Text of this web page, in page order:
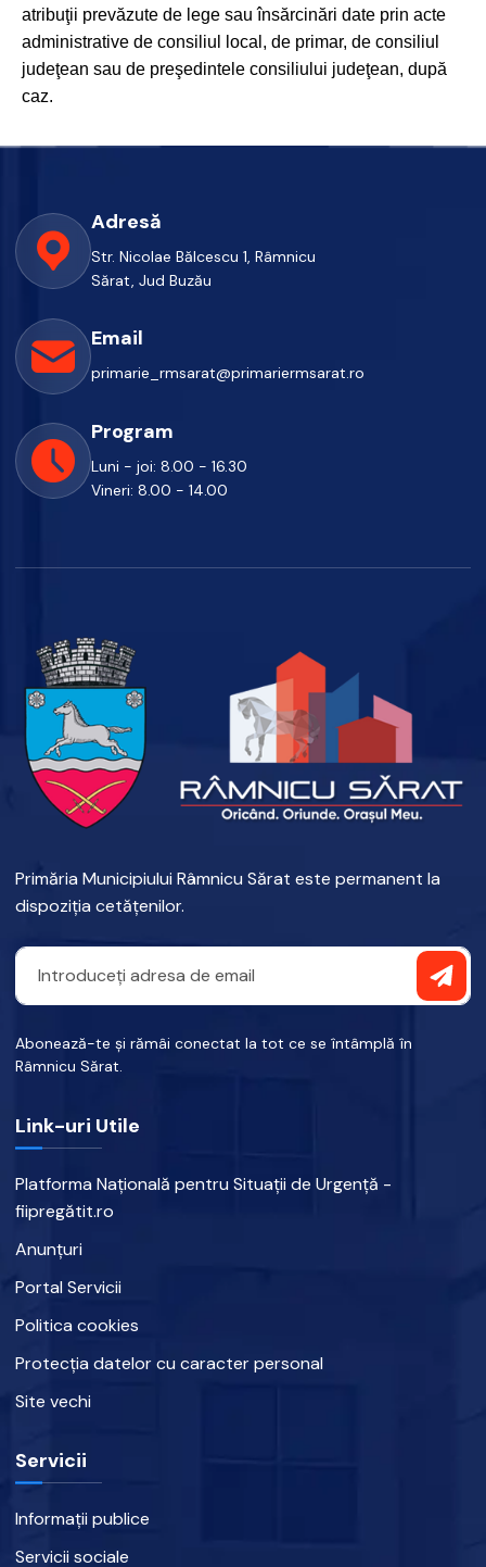
atribuţii prevăzute de lege sau însărcinări date prin acte
administrative de consiliul local, de primar, de consiliul
judeţean sau de preşedintele consiliului judeţean, după
caz.
Adresă
Str. Nicolae Bălcescu 1, Râmnicu
Sărat, Jud Buzău
Email
primarie_rmsarat@primariermsarat.ro
Program
Luni - joi: 8.00 - 16.30
Vineri: 8.00 - 14.00
Primăria Municipiului Râmnicu Sărat este permanent la
dispoziția cetățenilor.
Abonează-te și rămâi conectat la tot ce se întâmplă în
Râmnicu Sărat.
Link-uri Utile
Platforma Națională pentru Situații de Urgență -
fiipregătit.ro
Anunțuri
Portal Servicii
Politica cookies
Protecția datelor cu caracter personal
Site vechi
Servicii
Informații publice
Servicii sociale